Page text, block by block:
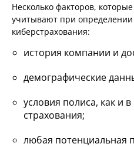
Несколько факторов,
учитывают при определении
киберстрахования:
история компании и
демографические
условия полиса, как и
страхования;
любая потенциальная